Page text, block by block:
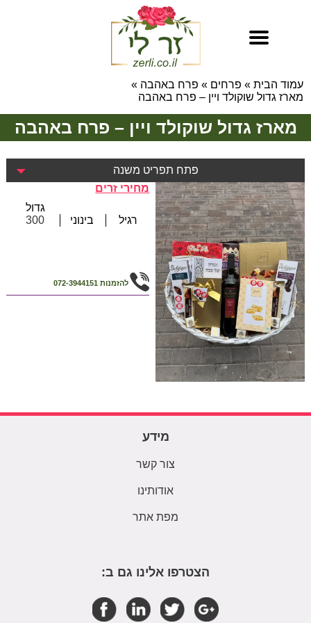
עמוד הבית » פרחים » פרח באהבה »
מארז גדול שוקולד ויין – פרח באהבה
מארז גדול שוקולד ויין – פרח באהבה
פתח תפריט משנה
מחירי זרים
רגיל בינוני
גדול
300
להזמנות 072-3944151
מידע
צור קשר
אודותינו
מפת אתר
הצטרפו אלינו גם ב: